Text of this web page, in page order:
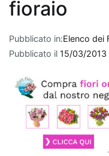
fioraio
Pubblicato in:Elenco dei
Pubblicato il 15/03/2013